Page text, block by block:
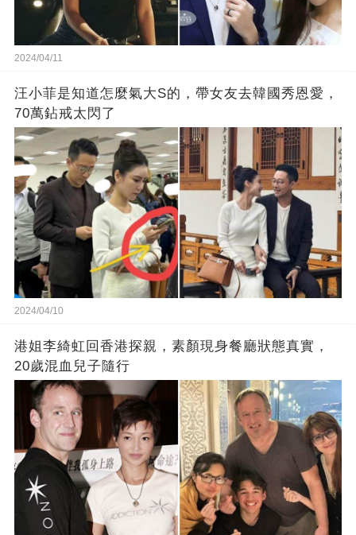
2024/04/11
汪小菲是知道怎麼氣大S的，帶女友去韓國秀恩愛，
70萬鉆戒太閃了
2024/04/10
港姐李綺虹回香港探親，素顏現身餐廳狀態真實，
20歲混血兒子隨行